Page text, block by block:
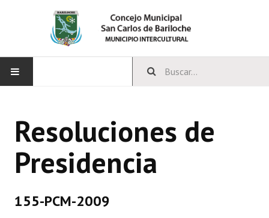
CONCEJO
Bloques Políticos
Comisiones Permanentes
Resoluciones de
Presidencia
155-PCM-2009